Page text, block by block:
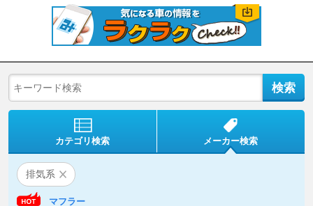
カテゴリ検索 メーカー検索
排気系
マフラー